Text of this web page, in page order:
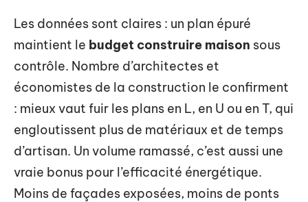
Les données sont claires : un plan épuré
maintient le budget construire maison sous
contrôle. Nombre d’architectes et
économistes de la construction le confirment
: mieux vaut fuir les plans en L, en U ou en T, qui
engloutissent plus de matériaux et de temps
d’artisan. Un volume ramassé, c’est aussi une
vraie bonus pour l’efficacité énergétique.
Moins de façades exposées, moins de ponts